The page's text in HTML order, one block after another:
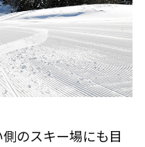
のスキー場にも目